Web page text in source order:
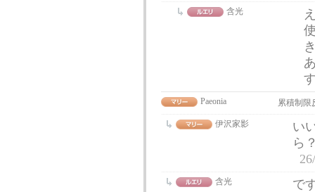
含光
Paeonia 累積制
伊沢家影
い
ら
含光
で